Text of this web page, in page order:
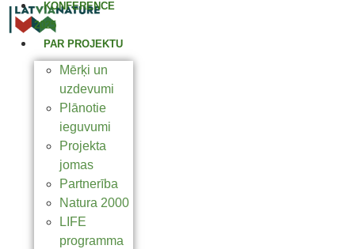
KONFERENCE
2025
PAR PROJEKTU
Mērķi un
uzdevumi
Plānotie
ieguvumi
Projekta
jomas
Partnerība
Natura 2000
LIFE
programma